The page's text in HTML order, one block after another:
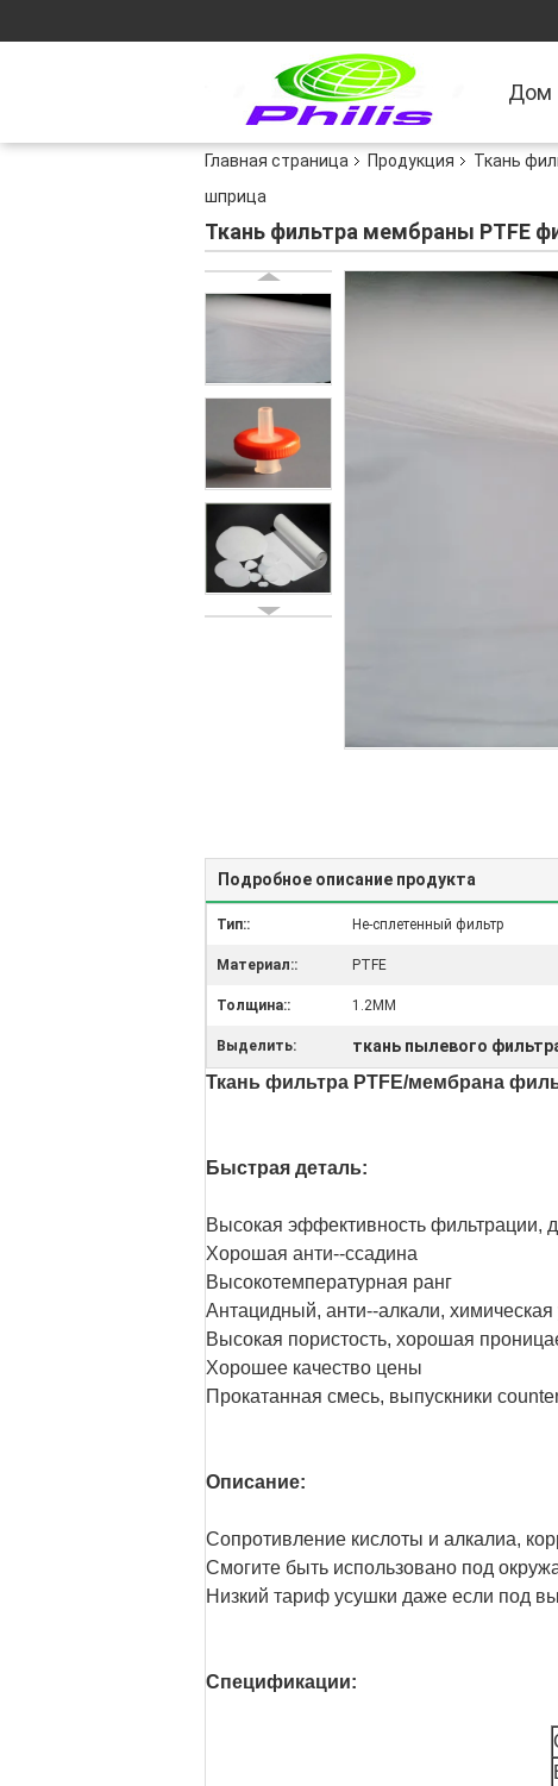
Дом
Главная страница Продукция Ткань
шприца
Ткань фильтра мембраны PTFE
Подробное описание продукта
Тип:: Не-сплетенный фильтр
Материал:: PTFE
Толщина:: 1.2MM
Выделить: ткань пылевого
Ткань фильтра PTFE/мембрана
Быстрая деталь:
Высокая эффективность фильтрации,
Хорошая анти--ссадина
Высокотемпературная ранг
Антацидный, анти--алкали, химическая
Высокая пористость, хорошая
Хорошее качество цены
Прокатанная смесь, выпускники
Описание:
Сопротивление кислоты и алкалиа,
Смогите быть использовано под
Низкий тариф усушки даже если под
Спецификации: